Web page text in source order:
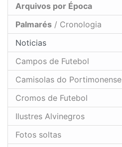
Arquivos por Época
Palmarés / Cronologia
Noticias
Campos de Futebol
Camisolas do Portimonense
Cromos de Futebol
Ilustres Alvinegros
Fotos soltas